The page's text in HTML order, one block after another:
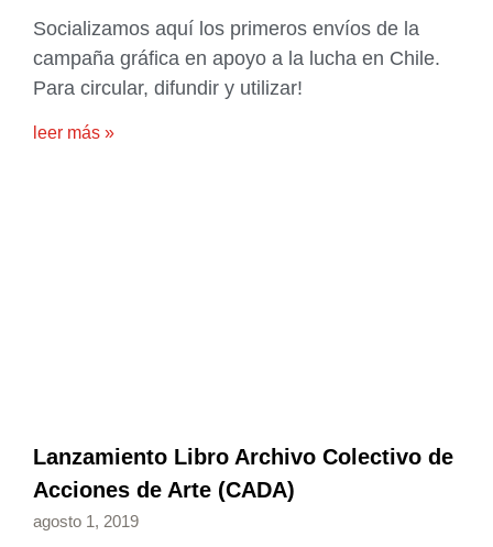
Socializamos aquí los primeros envíos de la
campaña gráfica en apoyo a la lucha en Chile.
Para circular, difundir y utilizar!
leer más »
Lanzamiento Libro Archivo Colectivo de
Acciones de Arte (CADA)
agosto 1, 2019